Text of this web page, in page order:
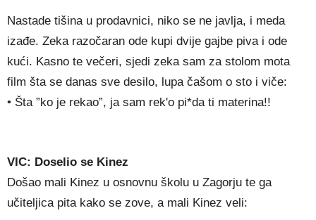
Nastade tišina u prodavnici, niko se ne javlja, i meda
izađe. Zeka razočaran ode kupi dvije gajbe piva i ode
kući. Kasno te večeri, sjedi zeka sam za stolom mota
film šta se danas sve desilo, lupa čašom o sto i viče:
• Šta ”ko je rekao”, ja sam rek'o pi*da ti materina!!
VIC: Doselio se Kinez
Došao mali Kinez u osnovnu školu u Zagorju te ga
učiteljica pita kako se zove, a mali Kinez veli: